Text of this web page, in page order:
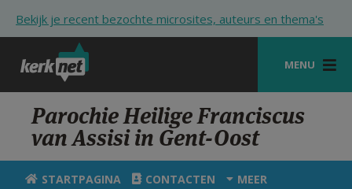
Bekijk je recent bezochte microsites, auteurs en thema's
MENU
STARTPAGINA
KERK
VIERINGEN
Parochie Heilige Franciscus
van Assisi in Gent-Oost
STARTPAGINA CONTACTEN MEER